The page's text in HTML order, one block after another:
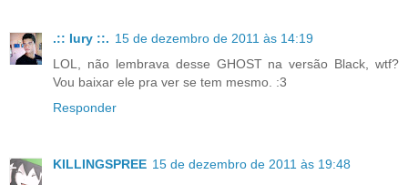
.:: Iury ::. 15 de dezembro de 2011 às 14:19
LOL, não lembrava desse GHOST na versão Black, wtf?
Vou baixar ele pra ver se tem mesmo. :3
Responder
KILLINGSPREE 15 de dezembro de 2011 às 19:48